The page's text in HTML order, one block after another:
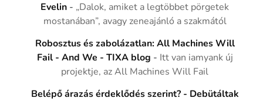
Evelin - „Dalok, amiket a legtöbbet pörgetek
mostanában”, avagy zeneajánló a szakmától
Robosztus és zabolázatlan: All Machines Will
Fail - And We - TIXA blog - Itt van iamyank új
projektje, az All Machines Will Fail
Belépő árazás érdeklődés szerint? - Debütáltak